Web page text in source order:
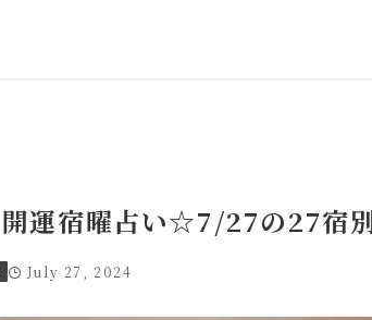
運宿曜占い☆7/27の27宿
July 27, 2024